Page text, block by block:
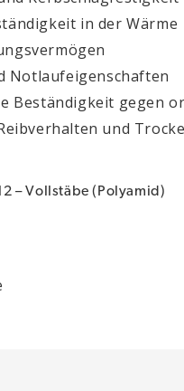
in der Wärme
Notlaufeigenschaften
Beständigkeit gegen
und
– Vollstäbe (Polyamid)